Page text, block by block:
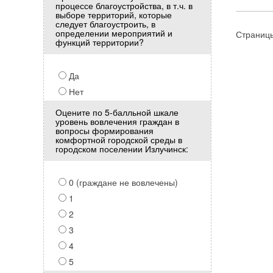
процессе благоустройства, в т.ч. в
выборе территорий, которые
следует благоустроить, в
определении мероприятий и
функций территории?
Да
Нет
Оцените по 5-балльной шкале
уровень вовлечения граждан в
вопросы формирования
комфортной городской среды в
городском поселении Излучинск:
0 (граждане не вовлечены)
1
2
3
4
5